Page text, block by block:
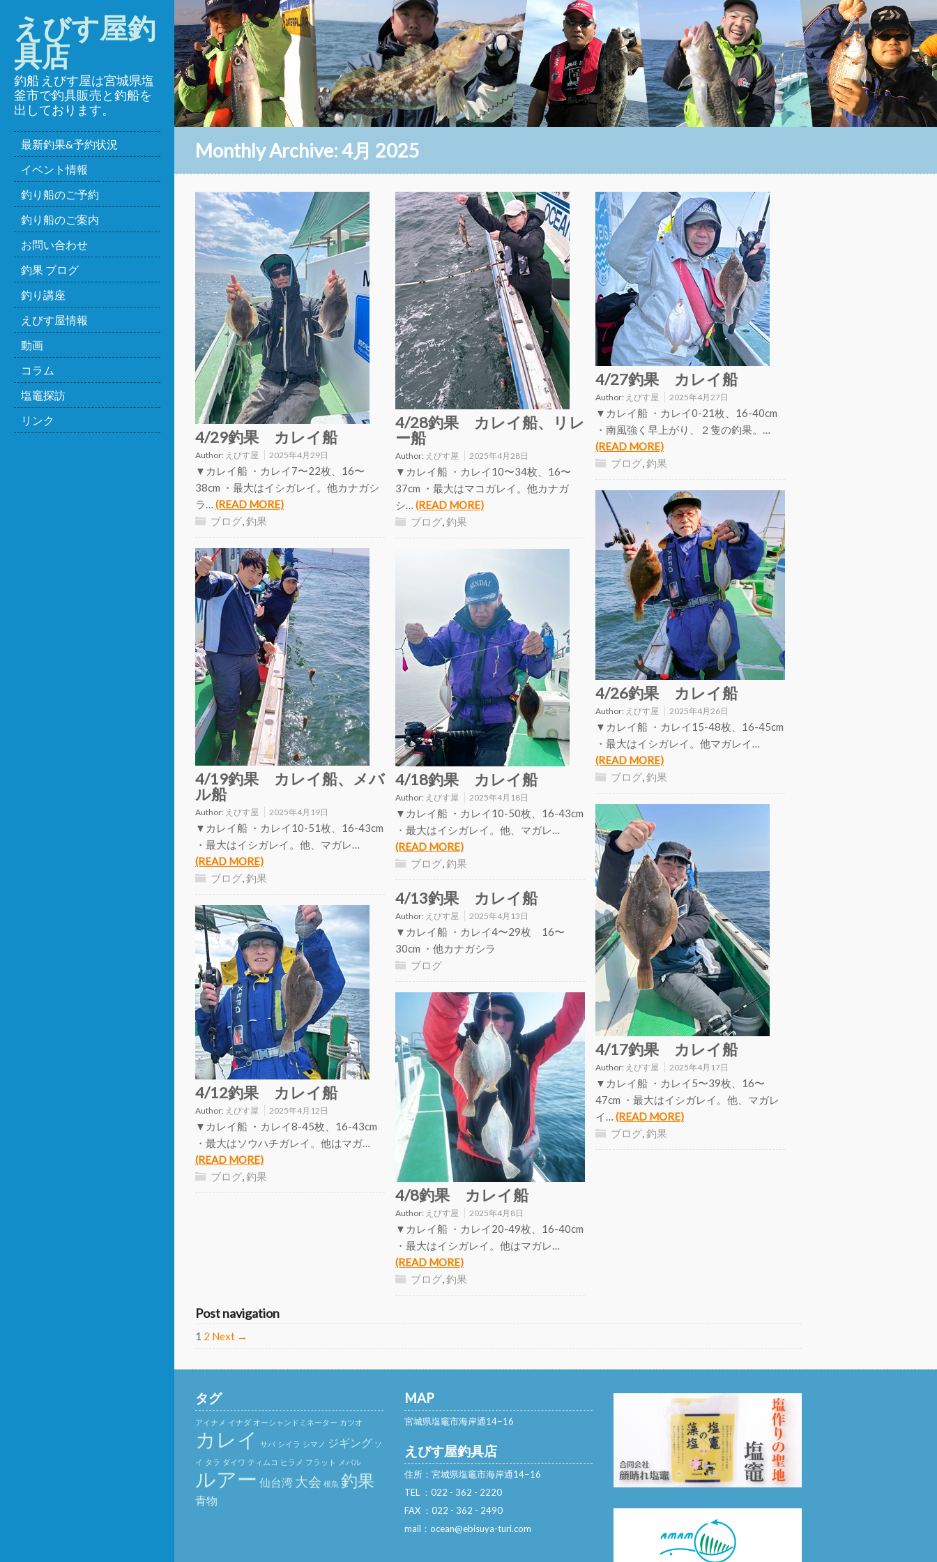
えびす屋釣
具店
釣船 えびす屋は宮城県塩
釜市で釣具販売と釣船を
出しております。
最新釣果&予約状況
イベント情報
釣り船のご予約
釣り船のご案内
お問い合わせ
釣果 ブログ
釣り講座
えびす屋情報
動画
コラム
塩竈探訪
リンク
Monthly Archive:4月 2025
4/29釣果 カレイ船
Author: えびす屋 2025年4月29日
▼カレイ船 ・カレイ7〜22枚、16〜
38cm ・最大はイシガレイ。他カナガシ
ラ… (READ MORE)
ブログ,釣果
4/28釣果 カレイ船、リレ
ー船
Author: えびす屋 2025年4月28日
▼カレイ船 ・カレイ10〜34枚、16〜
37cm ・最大はマコガレイ。他カナガ
シ… (READ MORE)
ブログ,釣果
4/27釣果 カレイ船
Author: えびす屋 2025年4月27日
▼カレイ船 ・カレイ0-21枚、16-40cm
・南風強く早上がり、２隻の釣果。…
(READ MORE)
ブログ,釣果
4/26釣果 カレイ船
Author: えびす屋 2025年4月26日
▼カレイ船 ・カレイ15-48枚、16-45cm
・最大はイシガレイ。他マガレイ…
(READ MORE)
ブログ,釣果
4/19釣果 カレイ船、メバ
ル船
Author: えびす屋 2025年4月19日
▼カレイ船 ・カレイ10-51枚、16-43cm
・最大はイシガレイ。他、マガレ…
(READ MORE)
ブログ,釣果
4/18釣果 カレイ船
Author: えびす屋 2025年4月18日
▼カレイ船 ・カレイ10-50枚、16-43cm
・最大はイシガレイ。他、マガレ…
(READ MORE)
ブログ,釣果
4/17釣果 カレイ船
Author: えびす屋 2025年4月17日
▼カレイ船 ・カレイ5〜39枚、16〜
47cm ・最大はイシガレイ。他、マガレ
イ… (READ MORE)
ブログ,釣果
4/13釣果 カレイ船
Author: えびす屋 2025年4月13日
▼カレイ船 ・カレイ4〜29枚 16〜
30cm ・他カナガシラ
ブログ
4/12釣果 カレイ船
Author: えびす屋 2025年4月12日
▼カレイ船 ・カレイ8-45枚、16-43cm
・最大はソウハチガレイ。他はマガ…
(READ MORE)
ブログ,釣果
4/8釣果 カレイ船
Author: えびす屋 2025年4月8日
▼カレイ船 ・カレイ20-49枚、16-40cm
・最大はイシガレイ。他はマガレ…
(READ MORE)
ブログ,釣果
Post navigation
1 2 Next →
タグ
アイナメ イナダ オーシャンドミネーター カツオ
カレイ サバ シイラ シマノ ジギング ソ
イ タラ ダイワ ティムコ ヒラメ フラット メバル
ルアー 仙台湾 大会 根魚 釣果
青物
MAP
宮城県塩竈市海岸通14−16
えびす屋釣具店
住所：宮城県塩竈市海岸通14−16
TEL ：022 - 362 - 2220
FAX ：022 - 362 - 2490
mail：ocean@ebisuya-turi.com